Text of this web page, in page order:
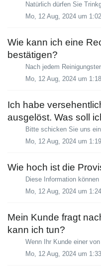
Natürlich dürfen Sie
Mo, 12 Aug, 2024 um
Wie kann ich eine
bestätigen?
Mo, 12 Aug, 2024 um
Ich habe
ausgelöst. Was soll
Mo, 12 Aug, 2024 um
Wie hoch ist die
Mo, 12 Aug, 2024 um
Mein Kunde fragt
kann ich tun?
Mo, 12 Aug, 2024 um